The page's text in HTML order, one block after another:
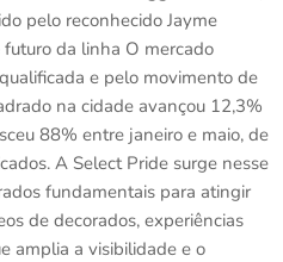
pelo reconhecido Jayme
da linha O mercado
e pelo movimento de
na cidade avançou 12,3%
88% entre janeiro e maio, de
A Select Pride surge nesse
fundamentais para atingir
de decorados, experiências
amplia a visibilidade e o